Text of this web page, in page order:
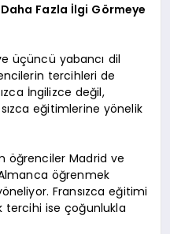
Fazla İlgi Görmeye
üçüncü yabancı dil
tercihleri de
İngilizce değil,
eğitimlerine yönelik
öğrenciler Madrid ve
öğrenmek
Fransızca eğitimi
tercihi ise çoğunlukla